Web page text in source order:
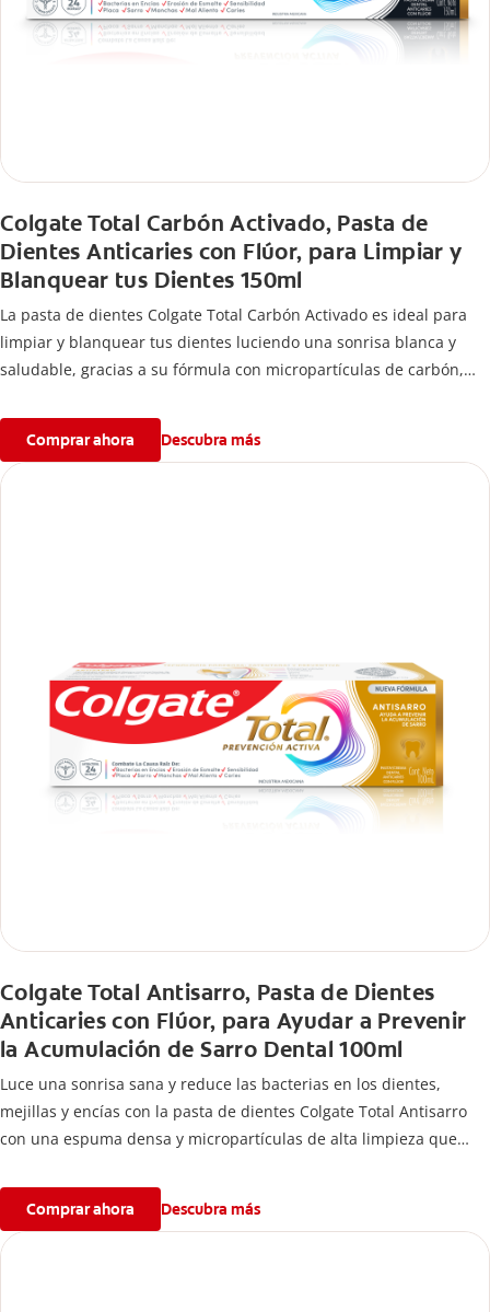
Colgate Total Carbón Activado, Pasta de
Dientes Anticaries con Flúor, para Limpiar y
Blanquear tus Dientes 150ml
La pasta de dientes Colgate Total Carbón Activado es ideal para
limpiar y blanquear tus dientes luciendo una sonrisa blanca y
saludable, gracias a su fórmula con micropartículas de carbón,
Comprar ahora Descubra más
Colgate Total Antisarro, Pasta de Dientes
Anticaries con Flúor, para Ayudar a Prevenir
la Acumulación de Sarro Dental 100ml
Luce una sonrisa sana y reduce las bacterias en los dientes,
mejillas y encías con la pasta de dientes Colgate Total Antisarro
con una espuma densa y micropartículas de alta limpieza que
Comprar ahora Descubra más